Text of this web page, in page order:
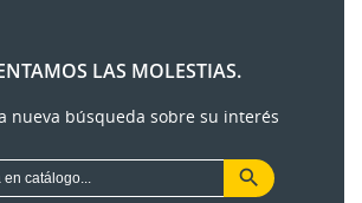
LAS MOLESTIAS.
nueva búsqueda sobre su interés